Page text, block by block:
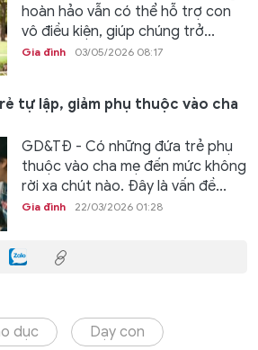
hoàn hảo vẫn có thể hỗ trợ con
vô điều kiện, giúp chúng trở...
Gia đình 03/05/2026 08:17
tự lập, giảm phụ thuộc vào cha
GD&TĐ - Có những đứa trẻ phụ
thuộc vào cha mẹ đến mức không
rời xa chút nào. Đây là vấn đề...
Gia đình 22/03/2026 01:28
dục Dạy con